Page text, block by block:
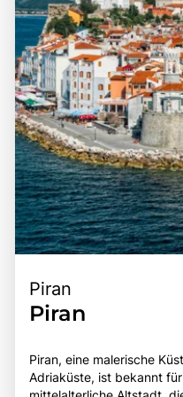
Piran
Piran
Piran, eine malerische
Adriaküste, ist bekannt